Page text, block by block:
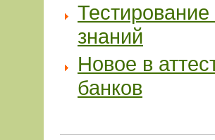
знаний
Новое в
банков